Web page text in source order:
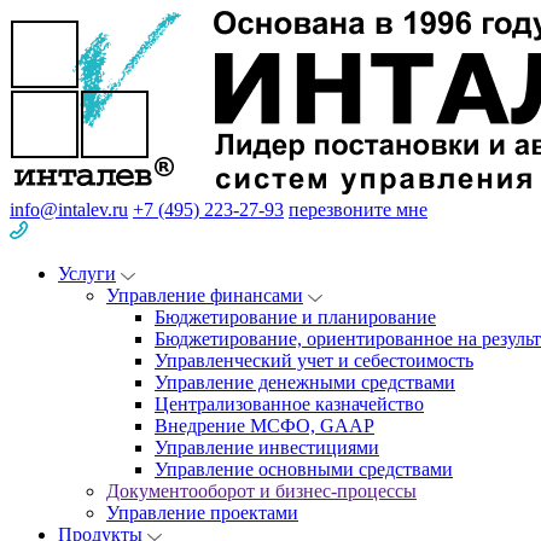
info@intalev.ru +7 (495) 223-27-93 перезвоните мне
Услуги
Управление финансами
Бюджетирование и планирование
Бюджетирование, ориентированное на
Управленческий учет и себестоимость
Управление денежными средствами
Централизованное казначейство
Внедрение МСФО, GAAP
Управление инвестициями
Управление основными средствами
Документооборот и бизнес-процессы
Управление проектами
Продукты